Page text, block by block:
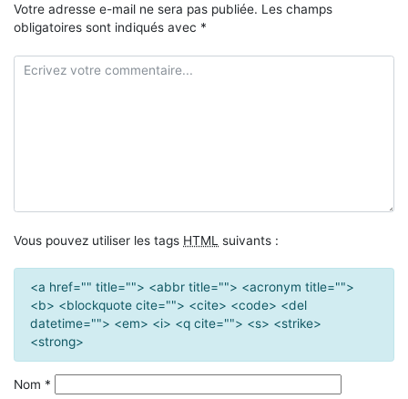
Votre adresse e-mail ne sera pas publiée. Les champs
obligatoires sont indiqués avec *
Vous pouvez utiliser les tags HTML suivants :
<a href="" title=""> <abbr title=""> <acronym title="">
<b> <blockquote cite=""> <cite> <code> <del
datetime=""> <em> <i> <q cite=""> <s> <strike>
<strong>
Nom *